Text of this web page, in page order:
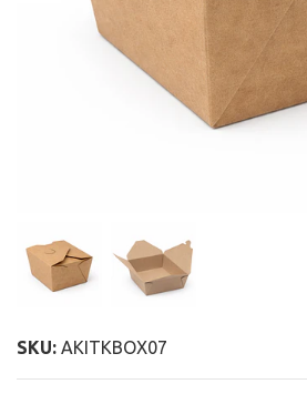
SKU: AKITKBOX07